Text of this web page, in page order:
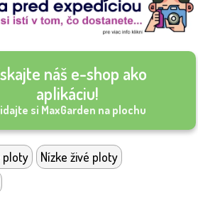
náš e-shop ako
aplikáciu!
si MaxGarden na plochu
ploty
Nízke živé ploty